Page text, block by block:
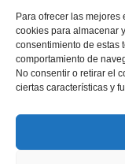
Para ofrecer las
cookies para almacenar
consentimiento de estas
comportamiento de
No consentir o retirar el
ciertas características y
964 81 37 63